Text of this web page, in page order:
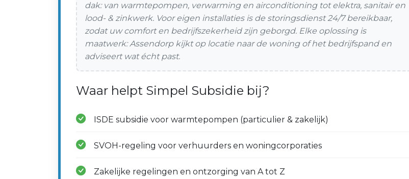
dak: van warmtepompen, verwarming en airconditioning tot elektra, sanitair en
lood- & zinkwerk. Voor eigen installaties is de storingsdienst 24/7 bereikbaar,
zodat uw comfort en bedrijfszekerheid zijn geborgd. Elke oplossing is
maatwerk: Assendorp kijkt op locatie naar de woning of het bedrijfspand en
adviseert wat écht past.
Waar helpt Simpel Subsidie bij?
ISDE subsidie voor warmtepompen (particulier & zakelijk)
SVOH-regeling voor verhuurders en woningcorporaties
Zakelijke regelingen en ontzorging van A tot Z